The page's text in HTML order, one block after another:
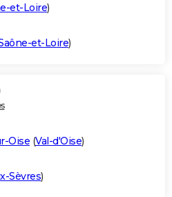
et-Loire)
et-Loire)
Oise (Val-d'Oise)
Sèvres)